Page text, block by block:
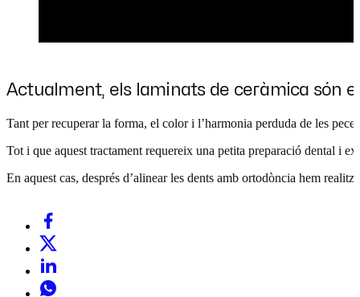
Actualment, els laminats de ceràmica són
Tant per recuperar la forma, el color i l’harmonia perduda de les
Tot i que aquest tractament requereix una petita preparació dental i
En aquest cas, després d’alinear les dents amb ortodòncia hem